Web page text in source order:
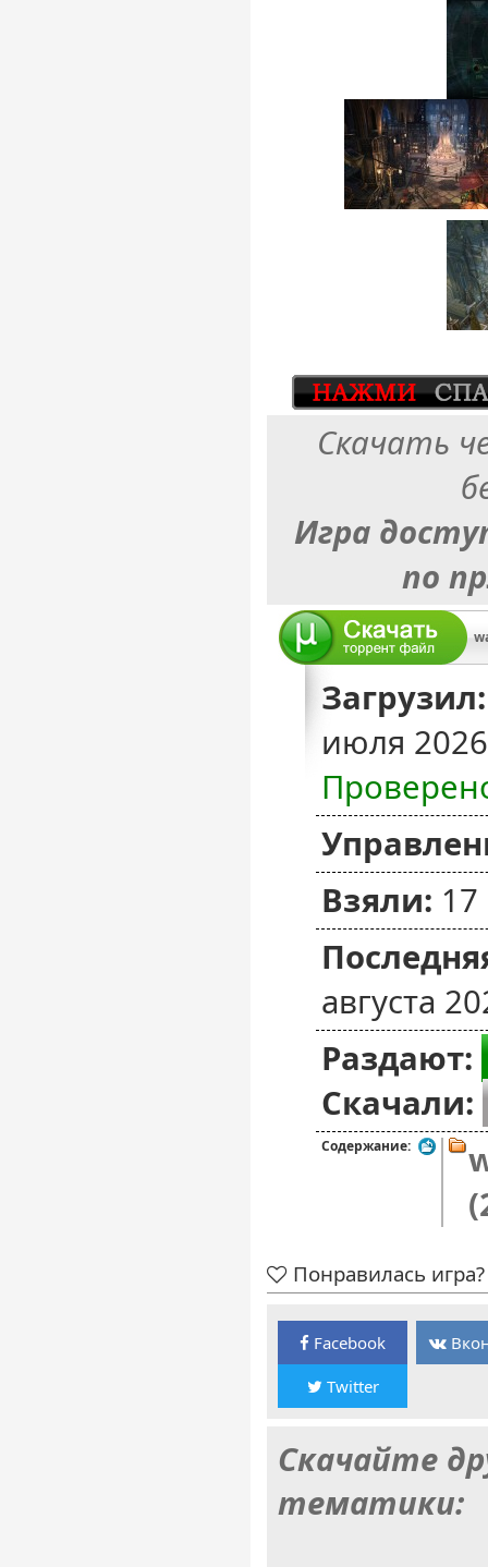
Скачать
Игра
по
Загрузил:
июля
Взяли:
августа
Раздают:
Скачали:
Содержание:
Понравилась
Facebook
Twitter
Скачайте
тематики: